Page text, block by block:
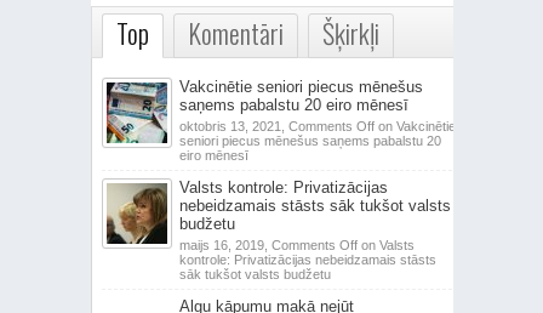
Top Komentāri Šķirkļi
Vakcinētie seniori piecus mēnešus
saņems pabalstu 20 eiro mēnesī
oktobris 13, 2021, Comments Offon Vakcinētie
seniori piecus mēnešus saņems pabalstu 20
eiro mēnesī
Valsts kontrole: Privatizācijas
nebeidzamais stāsts sāk tukšot valsts
budžetu
maijs 16, 2019, Comments Offon Valsts
kontrole: Privatizācijas nebeidzamais stāsts
sāk tukšot valsts budžetu
Algu kāpumu makā nejūt